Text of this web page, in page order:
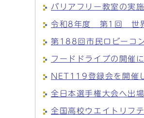
バリアフリー教室の実
令和8年度 第1回 世界
第188回市民ロビーコ
フードドライブの開催
NET119登録会を開催
全日本選手権大会へ出
全国高校ウエイトリフ